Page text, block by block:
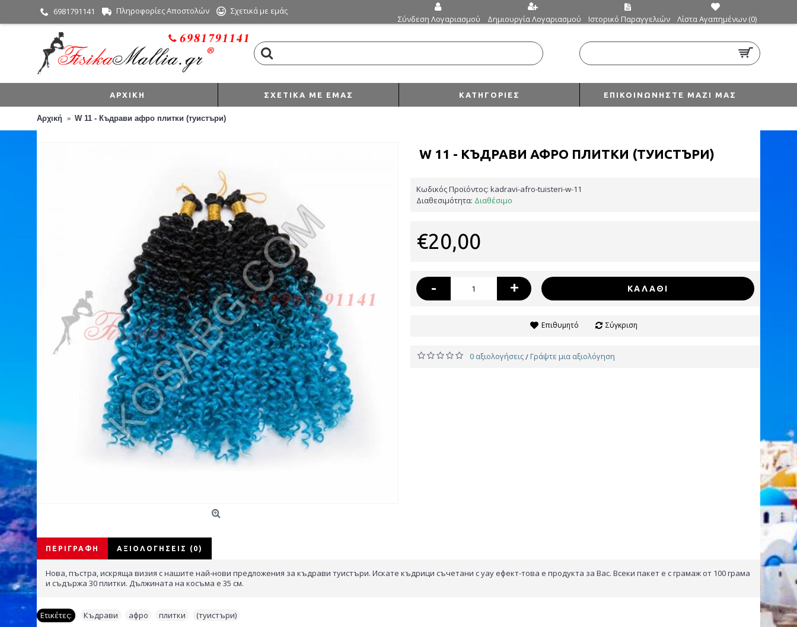
6981791141 Πληροφορίες Αποστολών Σχετικά με εμάς
Σύνδεση Λογαριασμού Δημιουργία Λογαριασμού Ιστορικό Παραγγελιών Λίστα Αγαπημένων (0)
ΑΡΧΙΚΉ ΣΧΕΤΙΚΆ ΜΕ ΕΜΆΣ ΚΑΤΗΓΟΡΊΕΣ ΕΠΙΚΟΙΝΩΝΉΣΤΕ ΜΑΖΊ ΜΑΣ
Αρχική W 11 - Къдрави афро плитки (туистъри)
W 11 - КЪДРАВИ АФРО ПЛИТКИ (ТУИСТЪРИ)
Κωδικός Προϊόντος: kadravi-afro-tuisteri-w-11
Διαθεσιμότητα: Διαθέσιμο
€20,00
- + ΚΑΛΆΘΙ
Επιθυμητό Σύγκριση
0 αξιολογήσεις/Γράψτε μια αξιολόγηση
ΠΕΡΙΓΡΑΦΉ ΑΞΙΟΛΟΓΉΣΕΙΣ (0)
Нова, пъстра, искряща визия с нашите най-нови предложения за къдрави туистъри. Искате къдрици съчетани с уау ефект-това е продукта за Вас. Всеки пакет е с грамаж от 100 грама
и съдържа 30 плитки. Дължината на косъма е 35 см.
Ετικέτες: Къдрави афро плитки (туистъри)